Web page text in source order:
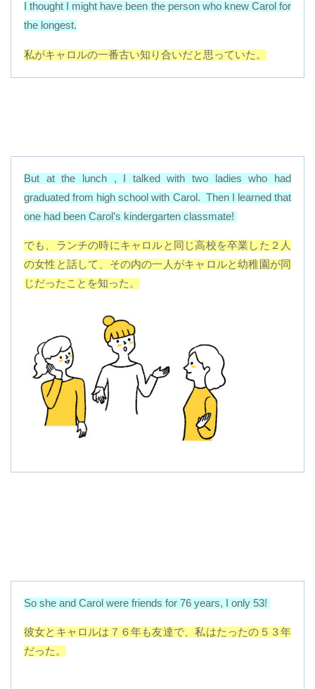
I thought I might have been the person who knew Carol for
the longest.
私がキャロルの一番古い知り合いだと思っていた。
But at the lunch , I talked with two ladies who had
graduated from high school with Carol. Then I learned that
one had been Carol’s kindergarten classmate!
でも、ランチの時にキャロルと同じ高校を卒業した２人
の女性と話して、その内の一人がキャロルと幼稚園が同
じだったことを知った。
So she and Carol were friends for 76 years, I only 53!
彼女とキャロルは７６年も友達で、私はたったの５３年
だった。